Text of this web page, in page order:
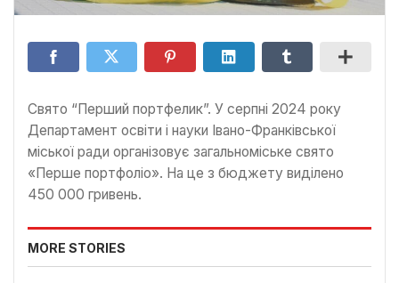
Свято “Перший портфелик”. У серпні 2024 року
Департамент освіти і науки Івано-Франківської
міської ради організовує загальноміське свято
«Перше портфоліо». На це з бюджету виділено
450 000 гривень.
MORE STORIES